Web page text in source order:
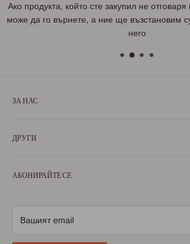
Ако продукта, който сте закупил не
може да го върнете, а ние ще възстановим
него
ЗА НАС
са живели извън границите на България.
милеещи за нея.
ДРУГИ
Условия за ползване
АБОНИРАЙТЕ СЕ
Вашият email